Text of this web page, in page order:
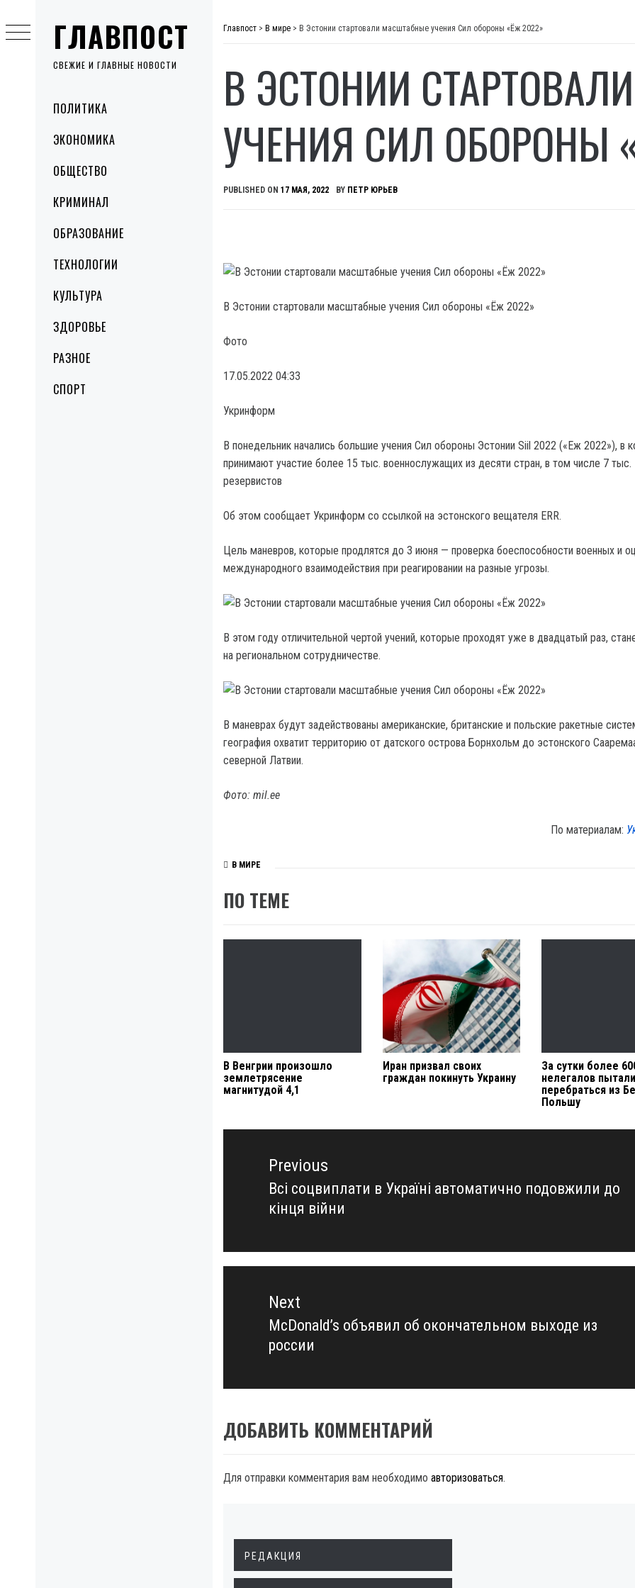
ГЛАВПОСТ
СВЕЖИЕ И ГЛАВНЫЕ НОВОСТИ
MenuПОЛИТИКА
ЭКОНОМИКА
ОБЩЕСТВО
КРИМИНАЛ
ОБРАЗОВАНИЕ
ТЕХНОЛОГИИ
КУЛЬТУРА
ЗДОРОВЬЕ
РАЗНОЕ
СПОРТ
to
content
Главпост > В мире > В Эстонии стартовали масштабные учения Сил обороны «Ёж 2022»
В ЭСТОНИИ
УЧЕНИЯ СИЛ ОБОРОНЫ
PUBLISHED ON 17 МАЯ, 2022 BY ПЕТР ЮРЬЕВ
В Эстонии стартовали масштабные учения Сил обороны «Ёж 2022»
Фото
17.05.2022 04:33
Укринформ
В понедельник начались большие учения Сил обороны Эстонии Siil 2022 («Еж 2022»), в
принимают участие более 15 тыс. военнослужащих из десяти стран, в том числе 7 тыс.
резервистов
Об этом сообщает Укринформ со ссылкой на эстонского вещателя ERR.
Цель маневров, которые продлятся до 3 июня — проверка боеспособности военных и
международного взаимодействия при реагировании на разные угрозы.
В этом году отличительной чертой учений, которые проходят уже в двадцатый раз,
на региональном сотрудничестве.
В маневрах будут задействованы американские, британские и польские ракетные
география охватит территорию от датского острова Борнхольм до эстонского
северной Латвии.
Фото: mil.ee
По материалам:
В МИРЕ
ПО ТЕМЕ
В Венгрии произошло
землетрясение
магнитудой 4,1
Иран призвал своих
граждан покинуть Украину
За сутки более
нелегалов
перебраться из
Польшу
Навигация
записямPrevious
Previous
post:
Всі соцвиплати в Україні автоматично подовжили до
кінця війни
Next
Next
post:
McDonald’s объявил об окончательном выходе из
россии
ДОБАВИТЬ КОММЕНТАРИЙ
Для отправки комментария вам необходимо авторизоваться.
РЕДАКЦИЯ